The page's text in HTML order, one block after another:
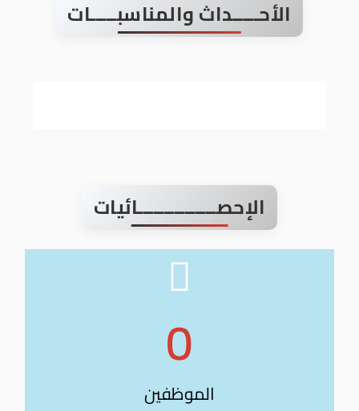
الأحـــــداث والمناسبـــــات
الإحصـــــــــــــــائيات
0
الموظفين